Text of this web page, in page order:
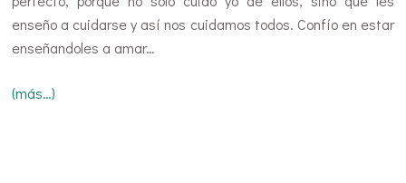
enseño a cuidarse y así nos cuidamos todos. Confío en estar
enseñandoles a amar…
(más…)